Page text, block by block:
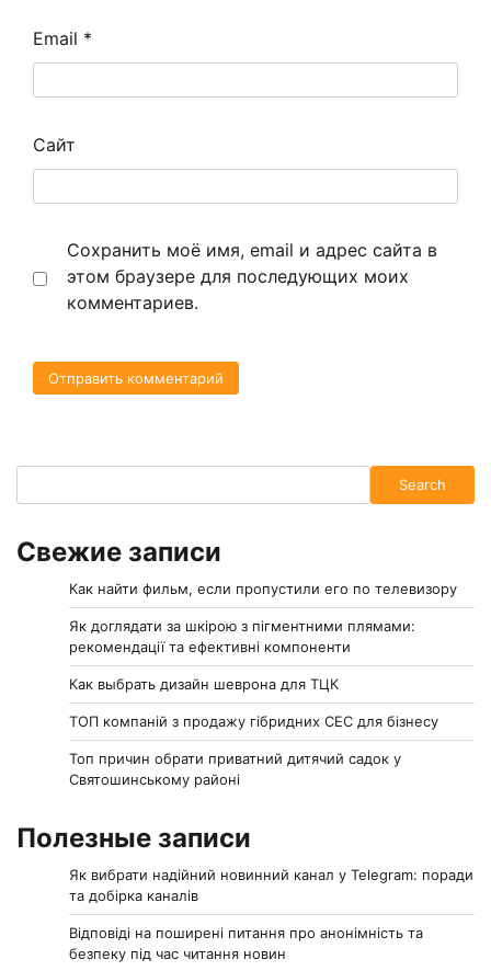
Email *
Сайт
Сохранить моё имя, email и адрес сайта в
этом браузере для последующих моих
комментариев.
Search
Свежие записи
Как найти фильм, если пропустили его по телевизору
Як доглядати за шкірою з пігментними плямами:
рекомендації та ефективні компоненти
Как выбрать дизайн шеврона для ТЦК
ТОП компаній з продажу гібридних СЕС для бізнесу
Топ причин обрати приватний дитячий садок у
Святошинському районі
Полезные записи
Як вибрати надійний новинний канал у Telegram: поради
та добірка каналів
Відповіді на поширені питання про анонімність та
безпеку під час читання новин